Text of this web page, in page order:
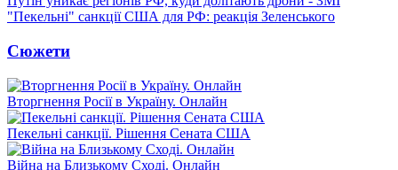
"Пекельні" санкції США для РФ: реакція Зеленського
Сюжети
Вторгнення Росії в Україну. Онлайн
Пекельні санкції. Рішення Сената США
Війна на Близькому Сході. Онлайн